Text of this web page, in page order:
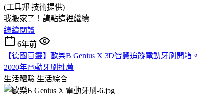
(工具邦 技術提供)
我搬家了！請點這裡繼續
繼續閱讀
6年前
【德國百靈】歐樂B Genius X 3D智慧追蹤電動牙刷開箱。
2020年電動牙刷推薦
生活體驗 生活綜合